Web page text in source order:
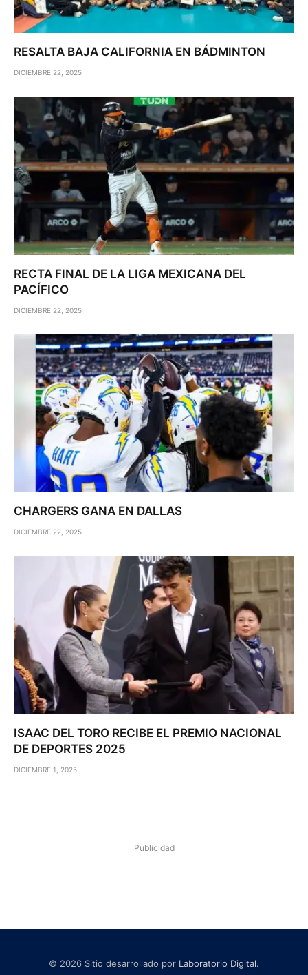
RESALTA BAJA CALIFORNIA EN BÁDMINTON
DICIEMBRE 22, 2025
RECTA FINAL DE LA LIGA MEXICANA DEL
PACÍFICO
DICIEMBRE 22, 2025
CHARGERS GANA EN DALLAS
DICIEMBRE 22, 2025
ISAAC DEL TORO RECIBE EL PREMIO NACIONAL
DE DEPORTES 2025
DICIEMBRE 1, 2025
Publicidad
© 2026 Sitio desarrollado por Laboratorio Digital.